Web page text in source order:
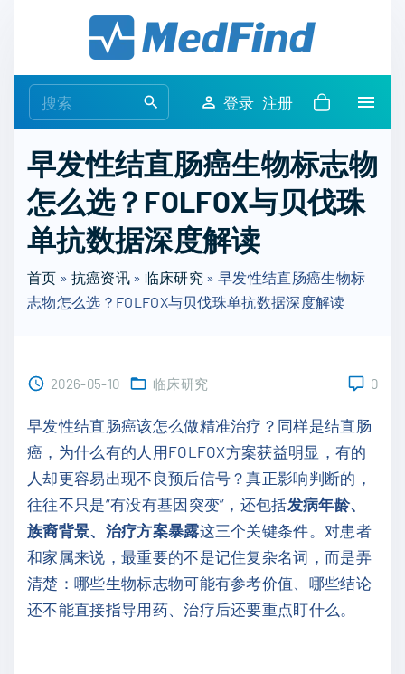
e
c
h
f
r
登录 注册
早发性结直肠癌生物标志物
怎么选？FOLFOX与贝伐珠
单抗数据深度解读
首页 » 抗癌资讯» 临床研究 »早发性结直肠癌生物标
志物怎么选？FOLFOX与贝伐珠单抗数据深度解读
2026-05-10 临床研究 0
早发性结直肠癌该怎么做精准治疗？同样是结直肠
癌，为什么有的人用FOLFOX方案获益明显，有的
人却更容易出现不良预后信号？真正影响判断的，
往往不只是“有没有基因突变”，还包括发病年龄、
族裔背景、治疗方案暴露这三个关键条件。对患者
和家属来说，最重要的不是记住复杂名词，而是弄
清楚：哪些生物标志物可能有参考价值、哪些结论
还不能直接指导用药、治疗后还要重点盯什么。